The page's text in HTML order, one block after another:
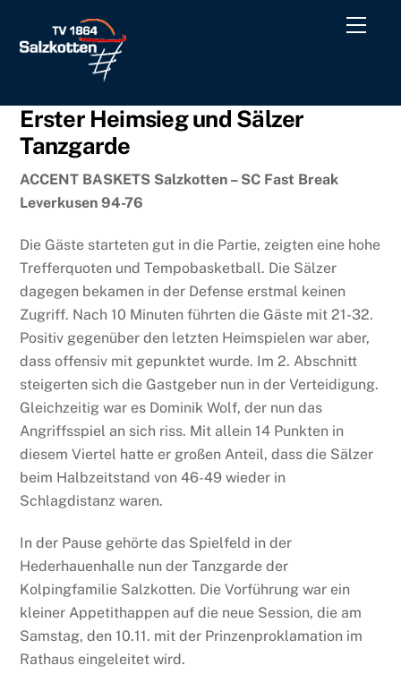
content
Menu
Erster Heimsieg und Sälzer
Tanzgarde
ACCENT BASKETS Salzkotten – SC Fast Break
Leverkusen 94-76
Die Gäste starteten gut in die Partie, zeigten eine hohe
Trefferquoten und Tempobasketball. Die Sälzer
dagegen bekamen in der Defense erstmal keinen
Zugriff. Nach 10 Minuten führten die Gäste mit 21-32.
Positiv gegenüber den letzten Heimspielen war aber,
dass offensiv mit gepunktet wurde. Im 2. Abschnitt
steigerten sich die Gastgeber nun in der Verteidigung.
Gleichzeitig war es Dominik Wolf, der nun das
Angriffsspiel an sich riss. Mit allein 14 Punkten in
diesem Viertel hatte er großen Anteil, dass die Sälzer
beim Halbzeitstand von 46-49 wieder in
Schlagdistanz waren.
In der Pause gehörte das Spielfeld in der
Hederhauenhalle nun der Tanzgarde der
Kolpingfamilie Salzkotten. Die Vorführung war ein
kleiner Appetithappen auf die neue Session, die am
Samstag, den 10.11. mit der Prinzenproklamation im
Rathaus eingeleitet wird.